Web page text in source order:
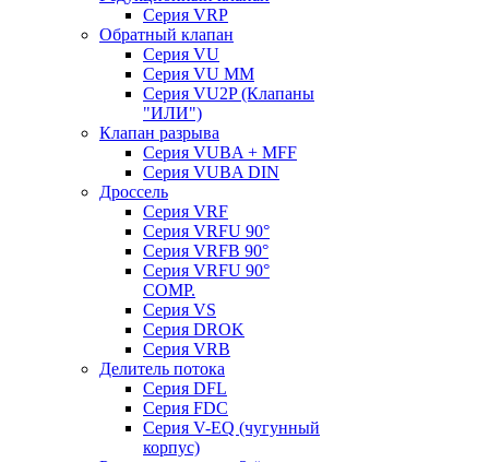
Серия VRP
Обратный клапан
Серия VU
Серия VU MM
Серия VU2P (Клапаны
"ИЛИ")
Клапан разрыва
Серия VUBA + MFF
Серия VUBA DIN
Дроссель
Серия VRF
Серия VRFU 90°
Серия VRFB 90°
Серия VRFU 90°
COMP.
Серия VS
Серия DROK
Серия VRB
Делитель потока
Серия DFL
Серия FDC
Серия V-EQ (чугунный
корпус)